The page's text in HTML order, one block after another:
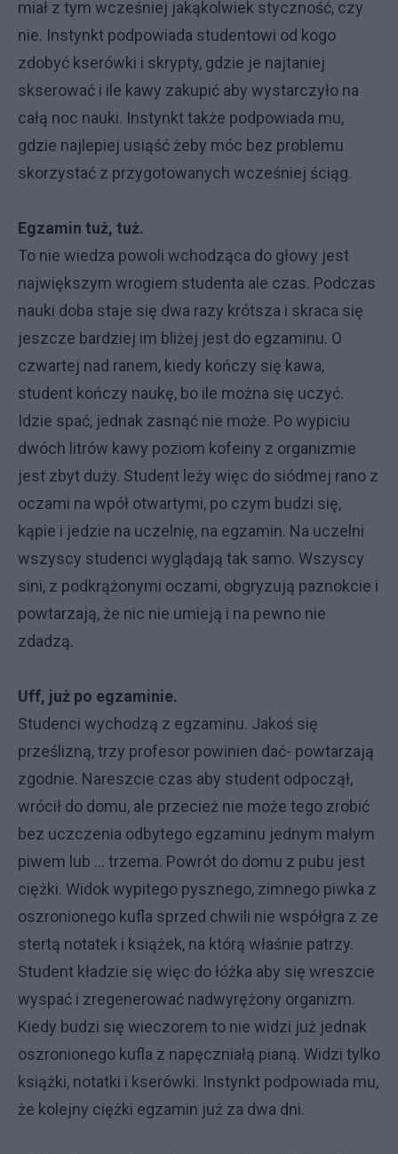
miał z tym wcześniej jakąkolwiek styczność, czy
nie. Instynkt podpowiada studentowi od kogo
zdobyć kserówki i skrypty, gdzie je najtaniej
skserować i ile kawy zakupić aby wystarczyło na
całą noc nauki. Instynkt także podpowiada mu,
gdzie najlepiej usiąść żeby móc bez problemu
skorzystać z przygotowanych wcześniej ściąg.
Egzamin tuż, tuż.
To nie wiedza powoli wchodząca do głowy jest
największym wrogiem studenta ale czas. Podczas
nauki doba staje się dwa razy krótsza i skraca się
jeszcze bardziej im bliżej jest do egzaminu. O
czwartej nad ranem, kiedy kończy się kawa,
student kończy naukę, bo ile można się uczyć.
Idzie spać, jednak zasnąć nie może. Po wypiciu
dwóch litrów kawy poziom kofeiny z organizmie
jest zbyt duży. Student leży więc do siódmej rano z
oczami na wpół otwartymi, po czym budzi się,
kąpie i jedzie na uczelnię, na egzamin. Na uczelni
wszyscy studenci wyglądają tak samo. Wszyscy
sini, z podkrążonymi oczami, obgryzują paznokcie i
powtarzają, że nic nie umieją i na pewno nie
zdadzą.
Uff, już po egzaminie.
Studenci wychodzą z egzaminu. Jakoś się
prześlizną, trzy profesor powinien dać- powtarzają
zgodnie. Nareszcie czas aby student odpoczął,
wrócił do domu, ale przecież nie może tego zrobić
bez uczczenia odbytego egzaminu jednym małym
piwem lub ... trzema. Powrót do domu z pubu jest
ciężki. Widok wypitego pysznego, zimnego piwka z
oszronionego kufla sprzed chwili nie współgra z ze
stertą notatek i książek, na którą właśnie patrzy.
Student kładzie się więc do łóżka aby się wreszcie
wyspać i zregenerować nadwyrężony organizm.
Kiedy budzi się wieczorem to nie widzi już jednak
oszronionego kufla z napęczniałą pianą. Widzi tylko
książki, notatki i kserówki. Instynkt podpowiada mu,
że kolejny ciężki egzamin już za dwa dni.